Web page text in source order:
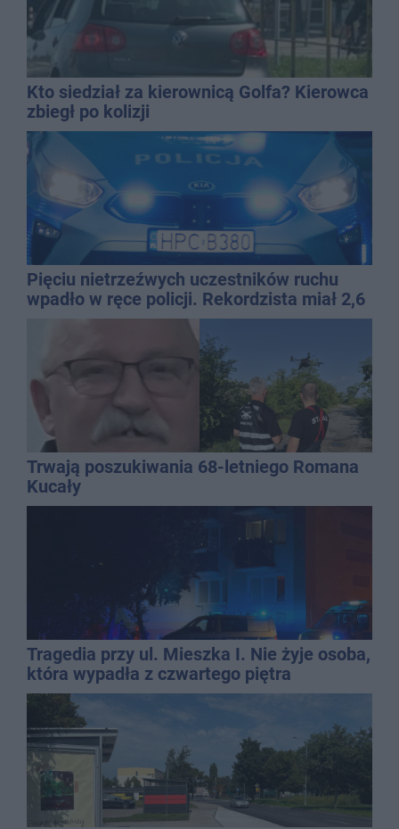
Kto siedział za kierownicą Golfa? Kierowca
zbiegł po kolizji
Pięciu nietrzeźwych uczestników ruchu
wpadło w ręce policji. Rekordzista miał 2,6
Trwają poszukiwania 68-letniego Romana
Kucały
Tragedia przy ul. Mieszka I. Nie żyje osoba,
która wypadła z czwartego piętra